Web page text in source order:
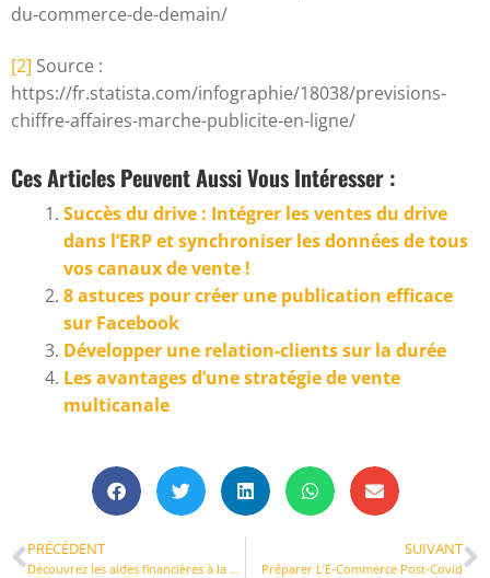
du-commerce-de-demain/
[2] Source :
https://fr.statista.com/infographie/18038/previsions-
chiffre-affaires-marche-publicite-en-ligne/
Ces Articles Peuvent Aussi Vous Intéresser :
Succès du drive : Intégrer les ventes du drive
dans l’ERP et synchroniser les données de tous
vos canaux de vente !
8 astuces pour créer une publication efficace
sur Facebook
Développer une relation-clients sur la durée
Les avantages d’une stratégie de vente
multicanale
PRÉCÉDENT
Découvrez les aides financières à la digitalisation de votre entreprise !
SUIVANT
Préparer L’E-Commerce Post-Covid